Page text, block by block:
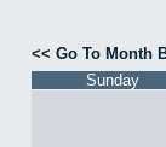
<< Go To Month
Sunday